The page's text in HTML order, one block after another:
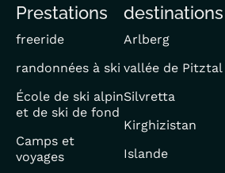
EN
Prestations
freeride
randonnées à ski
École de ski alpin
et de ski de fond
Camps et
voyages
destinations
Arlberg
vallée de Pitztal
Silvretta
Kirghizistan
Islande